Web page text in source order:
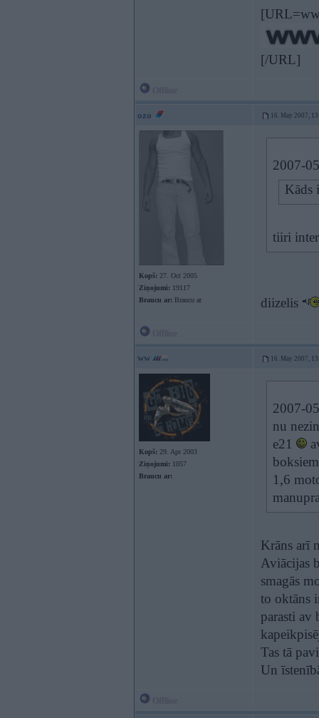
[/URL]
ozo 16. May 2007,
Kopš: 27. Oct 2005
Ziņojumi: 19117
Braucu ar: Braucu ar
2007-
Kāds
tiiri
diizelis
ww 16. May 2007,
Kopš: 29. Apr 2003
Ziņojumi: 1057
Braucu ar:
2007-
nu
e21
1,6
Krāns arī
Aviācijas
smagās
to oktāns
parasti av
Tas tā
Un